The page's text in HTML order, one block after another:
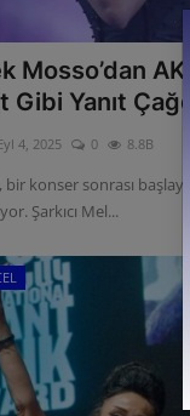
Mosso’dan
Gibi Yanıt
4, 2025 0 8.8B
konser sonrası
Şarkıcı Mel...